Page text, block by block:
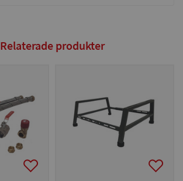
Relaterade produkter